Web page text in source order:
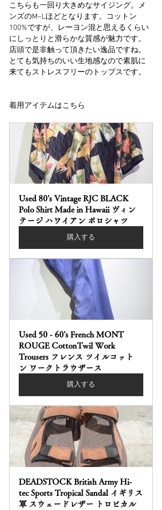
こちらも一回り大きめなサイジング。メ
ンズのM~Lほどとなります。コットン
100%ですが、レーヨン混と思えるくらい
にしっとりと滑らかな質感が魅力です。
店頭で是非触って頂きたい逸品ですね。
とても気持ちのいい生地感なので素肌に
来てもストレスフリーのトップスです。
着用アイテムはこちら
Used 80's Vintage RJC BLACK
Polo Shirt Made in Hawaii ヴィン
テージ ハワイアン ポロシャツ
購入する
Used 50 - 60's French MONT
ROUGE CottonTwil Work
Trousers フレンス ツイルコット
ン ワークトラウザース
購入する
DEADSTOCK British Army Hi-
tec Sports Tropical Sandal イギリス
軍 スウェードレザー トロピカル